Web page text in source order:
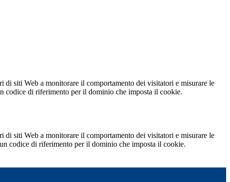
siti Web a monitorare il comportamento dei visitatori e misurare le
codice di riferimento per il dominio che imposta il cookie.
siti Web a monitorare il comportamento dei visitatori e misurare le
codice di riferimento per il dominio che imposta il cookie.